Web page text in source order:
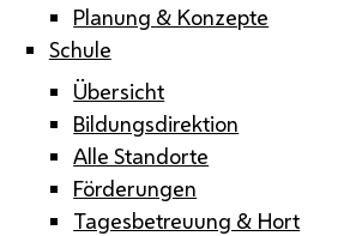
Planung & Konzepte
Schule
Übersicht
Bildungsdirektion
Alle Standorte
Förderungen
Tagesbetreuung & Hort